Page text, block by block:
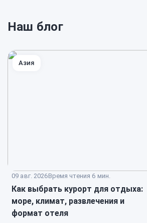
Наш блог
09 авг. 2026Время чтения 6 мин.
Как выбрать курорт для отдыха:
море, климат, развлечения и
формат отеля
Азия